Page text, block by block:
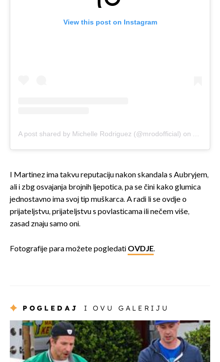
View this post on Instagram
A post shared by Michelle Rodriguez (@mrodofficial) on
I Martinez ima takvu reputaciju nakon skandala s Aubryjem,
ali i zbg osvajanja brojnih ljepotica, pa se čini kako glumica
jednostavno ima svoj tip muškarca. A radi li se ovdje o
prijateljstvu, prijateljstvu s povlasticama ili nečem više,
zasad znaju samo oni.
Fotografije para možete pogledati OVDJE.
POGLEDAJ I OVU GALERIJU